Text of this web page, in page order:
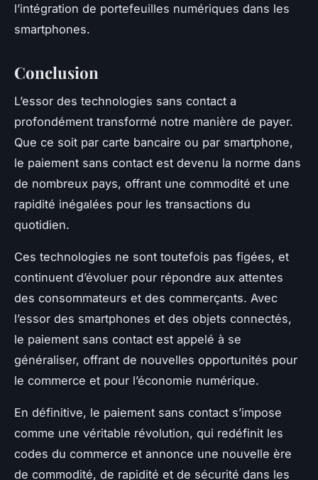
l’intégration de portefeuilles numériques dans les
smartphones.
Conclusion
L’essor des technologies sans contact a
profondément transformé notre manière de payer.
Que ce soit par carte bancaire ou par smartphone,
le paiement sans contact est devenu la norme dans
de nombreux pays, offrant une commodité et une
rapidité inégalées pour les transactions du
quotidien.
Ces technologies ne sont toutefois pas figées, et
continuent d’évoluer pour répondre aux attentes
des consommateurs et des commerçants. Avec
l’essor des smartphones et des objets connectés,
le paiement sans contact est appelé à se
généraliser, offrant de nouvelles opportunités pour
le commerce et pour l’économie numérique.
En définitive, le paiement sans contact s’impose
comme une véritable révolution, qui redéfinit les
codes du commerce et annonce une nouvelle ère
de commodité, de rapidité et de sécurité dans les